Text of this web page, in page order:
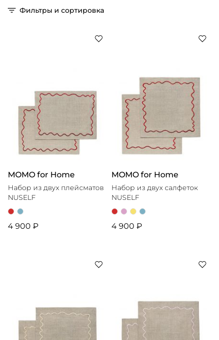
Фильтры и сортировка
MOMO for Home
Набор из двух плейсматов
NUSELF
4 900 ₽
MOMO for Home
Набор из двух салфеток
NUSELF
4 900 ₽